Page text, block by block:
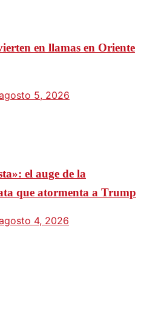
en llamas en Oriente
5, 2026
el auge de la
que atormenta a Trump
4, 2026